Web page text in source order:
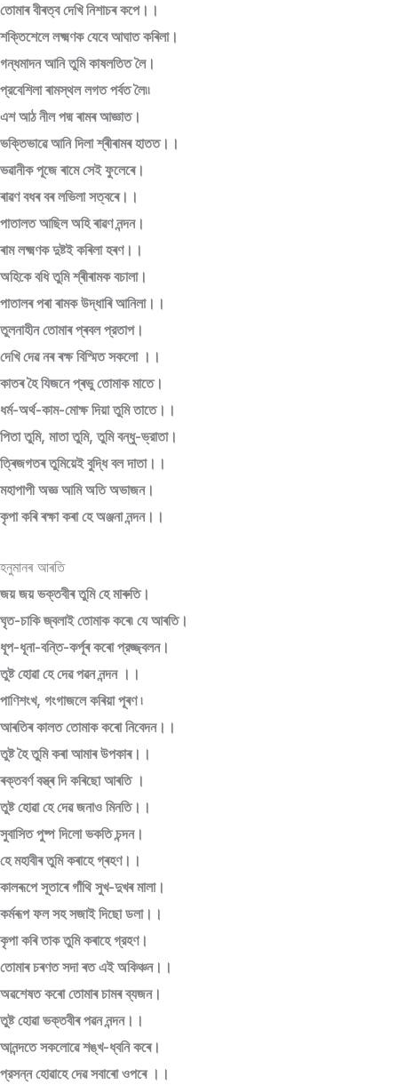
তোমাৰ বীৰত্ব দেখি নিশাচৰ কপে।।
শক্তিশেলে লক্ষ্মণক যেবে আঘাত কৰিলা।
গন্ধমাদন আনি তুমি কাষলতিত লৈ।
প্রবেশিলা ৰামস্থল লগত পৰ্বত লৈ৷৷
এশ আঠ নীল পদ্ম ৰামৰ আজ্ঞাত।
ভক্তিভাৱে আনি দিলা শ্ৰীৰামৰ হাতত।।
ভৱানীক পূজে ৰামে সেই ফুলেৰে।
ৰাৱণ বধৰ বৰ লভিলা সত্বৰে।।
পাতালত আছিল অহি ৰাৱণ নন্দন।
ৰাম লক্ষ্মণক দুষ্টই কৰিলা হৰণ।।
অহিকে বধি তুমি শ্ৰীৰামক বচালা।
পাতালৰ পৰা ৰামক উদ্ধাৰি আনিলা।।
তুলনাহীন তোমাৰ প্ৰবল প্রতাপ।
দেখি দেৱ নৰ ৰক্ষ বিস্মিত সকলো ।।
কাতৰ হৈ যিজনে প্ৰভু তোমাক মাতে।
ধর্ম-অর্থ-কাম-মোক্ষ দিয়া তুমি তাতে।।
পিতা তুমি, মাতা তুমি, তুমি বন্ধু-ভ্রাতা।
ত্ৰিজগতৰ তুমিয়েই বুদ্ধি বল দাতা।।
মহাপাপী অজ্ঞ আমি অতি অভাজন।
কৃপা কৰি ৰক্ষা কৰা হে অঞ্জনা নন্দন।।
হনুমানৰ আৰতি
জয় জয় ভক্তবীৰ তুমি হে মাৰুতি।
ঘৃত-চাকি জ্বলাই তোমাক কৰে৷ যে আৰতি।
ধূপ-ধূনা-বন্তি-কৰ্পূৰ কৰো প্রজ্জ্বলন।
তুষ্ট হোৱা হে দেৱ পৱন নন্দন ।।
পাণিশংখ, গংগাজলে কৰিয়া পূৰণ ৷
আৰতিৰ কালত তোমাক কৰো নিবেদন।।
তুষ্ট হৈ তুমি কৰা আমাৰ উপকাৰ।।
ৰক্তবর্ণ বস্ত্ৰ দি কৰিছো আৰতি ।
তুষ্ট হোৱা হে দেৱ জনাও মিনতি।।
সুবাসিত পুষ্প দিলো ভকতি চন্দন।
হে মহাবীৰ তুমি কৰাহে গ্ৰহণ।।
কালৰূপে সূতাৰে গাঁথি সুখ-দুখৰ মালা।
কৰ্মৰূপ ফল সহ সজাই দিছো ডলা।।
কৃপা কৰি তাক তুমি কৰাহে গ্রহণ।
তোমাৰ চৰণত সদা ৰত এই অকিঞ্চন।।
অৱশেষত কৰো তোমাৰ চামৰ ব্যজন।
তুষ্ট হোৱা ভক্তবীৰ পৱন নন্দন।।
আনন্দতে সকলোৱে শঙ্খ-ধ্বনি কৰে।
প্রসন্ন হোৱাহে দেৱ সবাৰো ওপৰে ।।